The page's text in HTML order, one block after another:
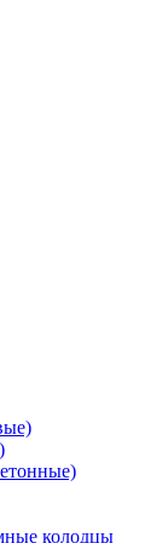
колодцы